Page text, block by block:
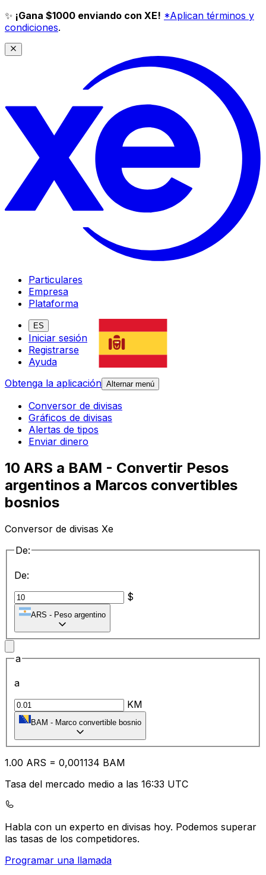
✨ ¡Gana $1000 enviando con XE! *Aplican términos y
condiciones.
Particulares
Empresa
Plataforma
ES
Iniciar sesión
Registrarse
Ayuda
Obtenga la aplicación Alternar menú
Conversor de divisas
Gráficos de divisas
Alertas de tipos
Enviar dinero
10 ARS a BAM - Convertir Pesos
argentinos a Marcos convertibles
bosnios
Conversor de divisas Xe
De:
De:
$
ARS - Peso argentino
a
a
KM
BAM - Marco convertible bosnio
1.00 ARS = 0,001134 BAM
Tasa del mercado medio a las 16:33 UTC
Habla con un experto en divisas hoy. Podemos superar
las tasas de los competidores.
Programar una llamada